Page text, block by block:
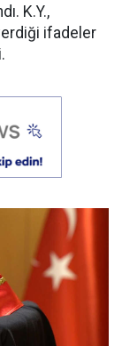
K.Y.,
ifadeler